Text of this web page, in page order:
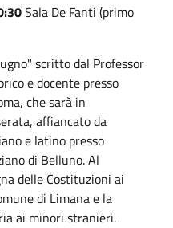
Sala De Fanti (primo
scritto dal Professor
e docente presso
che sarà in
affiancato da
e latino presso
di Belluno. Al
delle Costituzioni ai
di Limana e la
ai minori stranieri.